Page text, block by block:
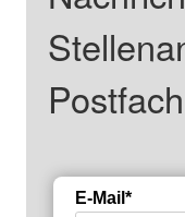
E-Mail*